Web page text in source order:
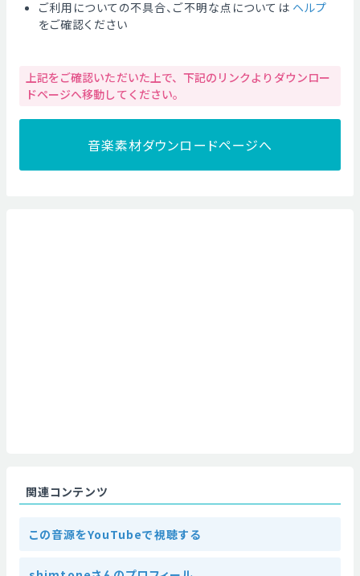
ご利用についての不具合、ご不明な点については ヘルプ
をご確認ください
上記をご確認いただいた上で、下記のリンクよりダウンロー
ドページへ移動してください。
音楽素材ダウンロードページへ
関連コンテンツ
この音源をYouTubeで視聴する